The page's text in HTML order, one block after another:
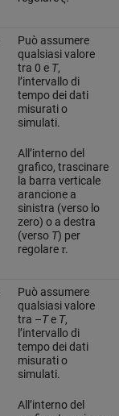
Può assumere
qualsiasi valore
tra 0 e T,
l’intervallo di
tempo dei dati
misurati o
simulati.
All’interno del
grafico, trascinare
la barra verticale
arancione a
sinistra (verso lo
zero) o a destra
(verso T) per
regolareτ.
Può assumere
qualsiasi valore
tra –Te T,
l’intervallo di
tempo dei dati
misurati o
simulati.
All’interno del